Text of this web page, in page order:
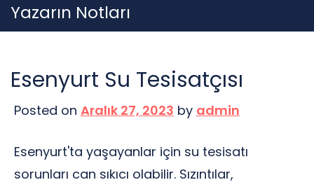
Skip
to
Yazarın Notları
Esenyurt Su Tesisatçısı
Posted on Aralık 27, 2023 by admin
Esenyurt'ta yaşayanlar için su tesisatı
sorunları can sıkıcı olabilir. Sızıntılar,